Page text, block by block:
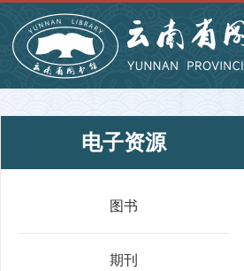
电子资源
图书
期刊